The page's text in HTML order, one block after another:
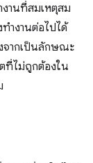
านที่สมเหตุสม
างานต่อไปได้
จากเป็นลักษณะ
ที่ไม่ถูกต้องใน